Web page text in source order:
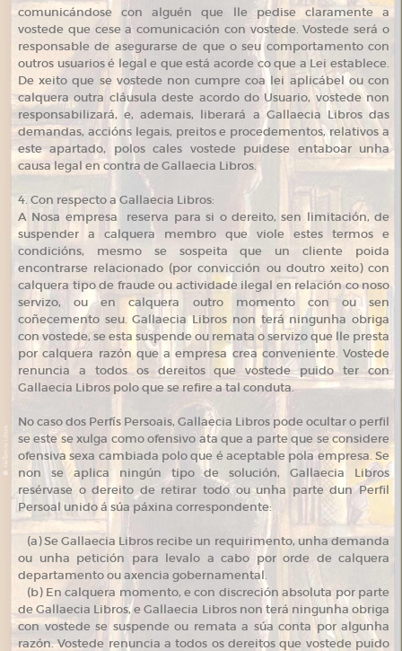
comunicándose con alguén que lle pedise claramente a
vostede que cese a comunicación con vostede. Vostede será o
responsable de asegurarse de que o seu comportamento con
outros usuarios é legal e que está acorde co que a Lei establece.
De xeito que se vostede non cumpre coa lei aplicábel ou con
calquera outra cláusula deste acordo do Usuario, vostede non
responsabilizará, e, ademais, liberará a Gallaecia Libros das
demandas, accións legais, preitos e procedementos, relativos a
este apartado, polos cales vostede puidese entaboar unha
causa legal en contra de Gallaecia Libros.
4. Con respecto a Gallaecia Libros:
A Nosa empresa reserva para si o dereito, sen limitación, de
suspender a calquera membro que viole estes termos e
condicións, mesmo se sospeita que un cliente poida
encontrarse relacionado (por convicción ou doutro xeito) con
calquera tipo de fraude ou actividade ilegal en relación co noso
servizo, ou en calquera outro momento con ou sen
coñecemento seu. Gallaecia Libros non terá ningunha obriga
con vostede, se esta suspende ou remata o servizo que lle presta
por calquera razón que a empresa crea conveniente. Vostede
renuncia a todos os dereitos que vostede puido ter con
Gallaecia Libros polo que se refire a tal conduta.
No caso dos Perfís Persoais, Gallaecia Libros pode ocultar o perfil
se este se xulga como ofensivo ata que a parte que se considere
ofensiva sexa cambiada polo que é aceptable pola empresa. Se
non se aplica ningún tipo de solución, Gallaecia Libros
resérvase o dereito de retirar todo ou unha parte dun Perfil
Persoal unido á súa páxina correspondente:
(a) Se Gallaecia Libros recibe un requirimento, unha demanda
ou unha petición para levalo a cabo por orde de calquera
departamento ou axencia gobernamental.
(b) En calquera momento, e con discreción absoluta por parte
de Gallaecia Libros, e Gallaecia Libros non terá ningunha obriga
con vostede se suspende ou remata a súa conta por algunha
razón. Vostede renuncia a todos os dereitos que vostede puido